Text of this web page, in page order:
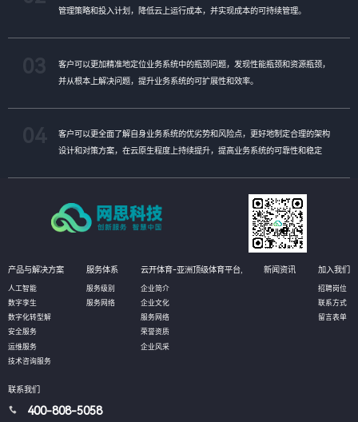
管理策略和投入计划，降低云上运行成本，并实现成本的可持续管理。
客户可以更加精准地定位业务系统中的瓶颈问题，发现性能瓶颈和资源瓶颈，
并从根本上解决问题，提升业务系统的可扩展性和效率。
客户可以更全面了解自身业务系统的优劣势和风险点，更好地制定合理的架构
设计和对策方案，在云原生程度上持续提升，提高业务系统的可靠性和稳定
产品与解决方案
人工智能
数字孪生
数字化转型解
安全服务
运维服务
技术咨询服务
服务体系
服务级别
服务网络
云开体育-亚洲顶级体育平台,
企业简介
企业文化
服务网络
荣誉资质
企业风采
新闻资讯 加入我们
招聘岗位
联系方式
留言表单
联系我们
400-808-5058